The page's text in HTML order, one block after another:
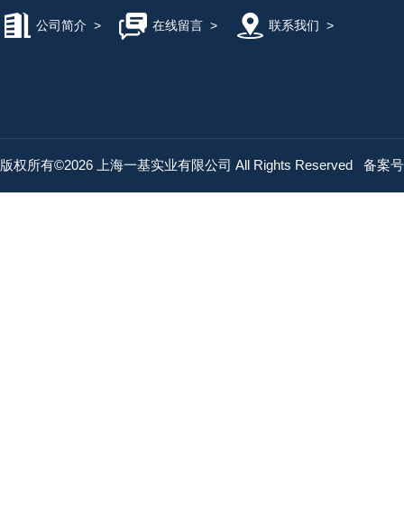
公司简介 > 在线留言> 联系我们 >
版权所有©2026 上海一基实业有限公司 All Rights Reserved 备案